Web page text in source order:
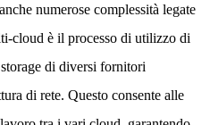
numerose complessità legate
cloud è il processo di utilizzo di
di diversi fornitori
di rete. Questo consente alle